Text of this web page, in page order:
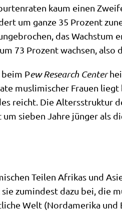
kaum einen
um gan­ze 35 Pro­zent
das Wachs­tum
73 Pro­zent wach­sen, also
beim Pew Rese­arch Cen­ter
mus­li­mi­scher Frau­en
reicht. Die
sie­ben Jah­re jün­ger als
Tei­len Afri­kas und
zumin­dest dazu bei, die
Welt (Nord­ame­ri­ka